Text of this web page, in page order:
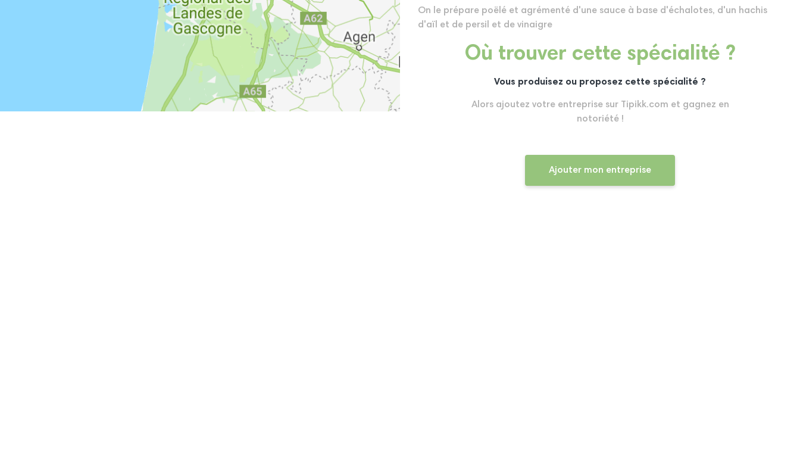
On le prépare poëlé et agrémenté d'une sauce à base d'échalotes, d'un hachis
d'aïl et de persil et de vinaigre
Où trouver cette spécialité ?
Vous produisez ou proposez cette spécialité ?
Alors ajoutez votre entreprise sur Tipikk.com et gagnez en
notoriété !
Ajouter mon entreprise